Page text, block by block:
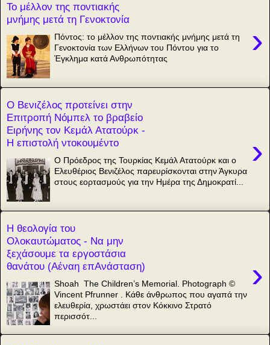
Το μέλλον της ποντιακής
μνήμης μετά τη Γενοκτονία
›
Πόντος: το μέλλον της ποντιακής μνήμης μετά τη
Γενοκτονία των Ελλήνων του Πόντου για το
Έγκλημα κατά Ανθρωπότητας
Ο Βενιζέλος προτείνει στην
Επιτροπή Νόμπελ το βραβείο
Ειρήνης τον Κεμάλ Ατατούρκ -
Η επιστολή ντοκουμέντο
›
Ο Πρόεδρος της Τουρκίας Κεμάλ Ατατούρκ και ο
Ελευθέριος Βενιζέλος παρευρίσκονται στην Άγκυρα
στους εορτασμούς για την Ημέρα της Δημοκρατί...
Η θεολογία του
Ολοκαυτώματος - Να μην
ξεχάσουμε τα εργοστάσια
θανάτου (Αέναη επΑνάσταση)
›
Shoah The Children’s Memorial. Photograph ©
Vincent Pfrunner . Κάθε άνθρωπος που αγαπά την
ελευθερία, χρωστάει στον Κόκκινο Στρατό
περισσότ...